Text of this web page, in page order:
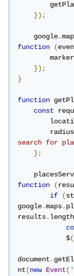
});
    google
.
function
(
});
}
function
const
search for
};
function
(
if
(
google.maps.
results.
            $
document.
nt(new Event(